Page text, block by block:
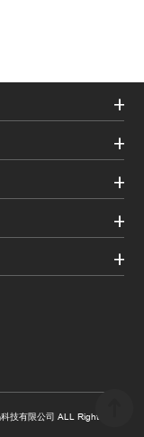
技有限公司 ALL Rights